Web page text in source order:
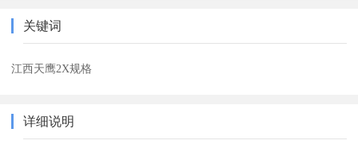
关键词
江西天鹰2X规格
详细说明